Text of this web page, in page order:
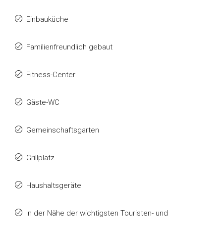
Einbauküche
Familienfreundlich gebaut
Fitness-Center
Gäste-WC
Gemeinschaftsgarten
Grillplatz
Haushaltsgeräte
In der Nähe der wichtigsten Touristen- und